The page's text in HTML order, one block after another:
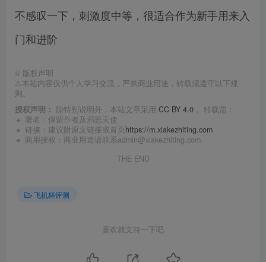
不感叹一下，刺激度中等，很适合作为新手用来入
门和进阶
© 版权声明
⚠️本站内容仅供个人学习交流，严禁商业用途，转载须遵守以下规
则。
授权声明： 除特别说明外，本站文章采用 CC BY 4.0 ， 转载需：
🔹 署名：保留作者及 邪恶天使
🔹 链接：建议附原文链接或首页https://m.xiakezhiting.com
🔹 商用授权：商业用途请联系admin@xiakezhiting.com
THE END
飞机杯评测
喜欢就支持一下吧